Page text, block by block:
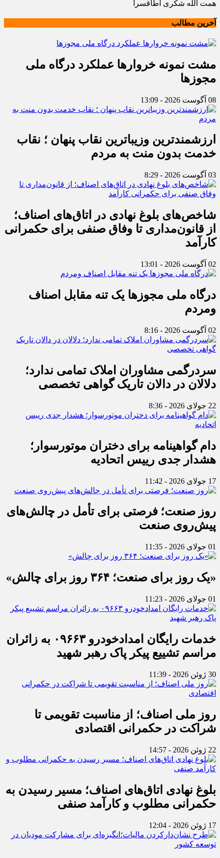
همت الله شکری اطاقسرا
آخرین مطالب
مشت نمونه خروارها عملکرد درگاه ملی
مجوزها
08 آگوست 2026 - 13:09
ارزشمندترین وزیباترین نقاب پنهان ؛ نقاب
خدمت بدون منت به مردم
03 آگوست 2026 - 8:29
شاخص‌های بلوغ نهادی در اتاق‌های اصناف؛
از قانون‌مداری تا وفاق صنفی برای حکمرانی
کارآمد
02 آگوست 2026 - 13:01
درگاه ملی مجوزها یک تنه مقابل اصناف
ومردم
02 آگوست 2026 - 8:16
سردرگمی مشاوران املاک تمامی ندارد؛
دلالان در دالان تاریک گواهی تخصصی
22 جولای 2026 - 8:36
دام گواهینامه برای دختران موتورسوار؛
هشدار جدی رییس اتحادیه
17 جولای 2026 - 11:42
روز صنعت؛ فرصتی برای تأمل در چالش‌های
پیش‌روی صنعت
01 جولای 2026 - 11:35
«یک روز برای صنعت؛ ۳۶۴ روز برای چالش»
01 جولای 2026 - 11:23
خدمات رایگان امدادخودرو ۰۹۶۶۳ به زائران
مراسم تشییع پیکر پاک رهبر شهید
30 ژوئن 2026 - 11:39
روز ملی اصناف؛ از مناسبت تقویمی تا
شراکت در حکمرانی اقتصادی
22 ژوئن 2026 - 14:57
بلوغ نهادی اتاق‌های اصناف؛ مسیر رسیدن به
حکمرانی مطلوب و کارآمد صنفی
17 ژوئن 2026 - 12:04